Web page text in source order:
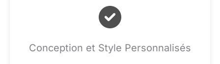
Conception et Style Personnalisés